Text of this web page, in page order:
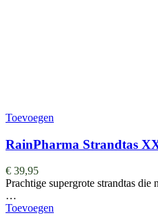
Toevoegen
RainPharma Strandtas
€ 39,95
Prachtige supergrote strandtas
…
Toevoegen